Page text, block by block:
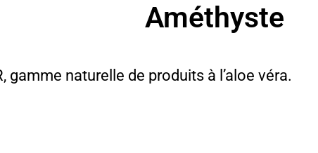
Améthyste
gamme naturelle de produits à l’aloe véra.